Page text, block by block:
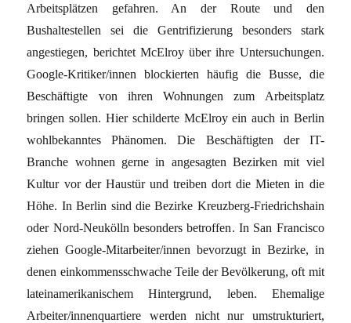
Arbeitsplätzen gefahren. An der Route und den
Bushaltestellen sei die Gentrifizierung besonders stark
angestiegen, berichtet McElroy über ihre Untersuchungen.
Google-Kritiker/innen blockierten häufig die Busse, die
Beschäftigte von ihren Wohnungen zum Arbeitsplatz
bringen sollen. Hier schilderte McElroy ein auch in Berlin
wohlbekanntes Phänomen. Die Beschäftigten der IT-
Branche wohnen gerne in angesagten Bezirken mit viel
Kultur vor der Haustür und treiben dort die Mieten in die
Höhe. In Berlin sind die Bezirke Kreuzberg-Friedrichshain
oder Nord-Neukölln besonders betroffen. In San Francisco
ziehen Google-Mitarbeiter/innen bevorzugt in Bezirke, in
denen einkommensschwache Teile der Bevölkerung, oft mit
lateinamerikanischem Hintergrund, leben. Ehemalige
Arbeiter/innenquartiere werden nicht nur umstrukturiert,